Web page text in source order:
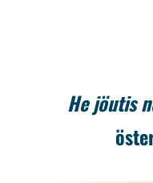
He jöutis